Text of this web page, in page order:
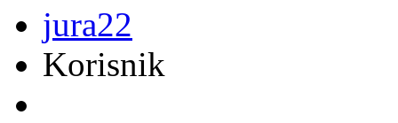
jura22
Korisnik